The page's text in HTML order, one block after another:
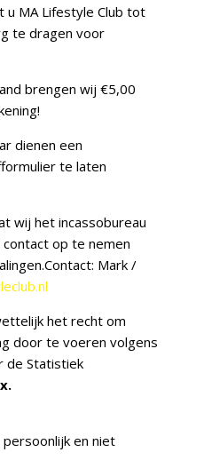
u MA Lifestyle Club tot
te dragen voor
brengen wij €5,00
dienen een
te laten
wij het incassobureau
op te nemen
Mark /
het recht om
door te voeren volgens
de Statistiek
en niet